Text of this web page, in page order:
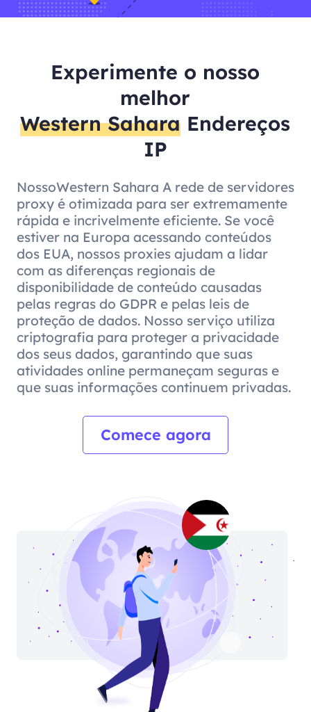
Experimente o nosso
melhor
Western Sahara Endereços
IP
NossoWestern Sahara A rede de servidores
proxy é otimizada para ser extremamente
rápida e incrivelmente eficiente. Se você
estiver na Europa acessando conteúdos
dos EUA, nossos proxies ajudam a lidar
com as diferenças regionais de
disponibilidade de conteúdo causadas
pelas regras do GDPR e pelas leis de
proteção de dados. Nosso serviço utiliza
criptografia para proteger a privacidade
dos seus dados, garantindo que suas
atividades online permaneçam seguras e
que suas informações continuem privadas.
Comece agora